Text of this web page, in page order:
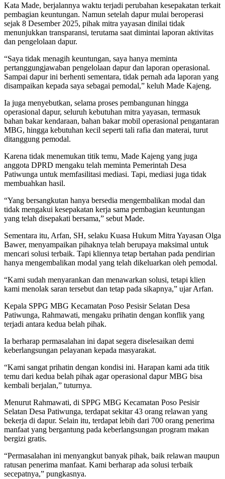
Kata Made, berjalannya waktu terjadi perubahan kesepakatan terkait
pembagian keuntungan. Namun setelah dapur mulai beroperasi
sejak 8 Desember 2025, pihak mitra yayasan dinilai tidak
menunjukkan transparansi, terutama saat dimintai laporan aktivitas
dan pengelolaan dapur.
“Saya tidak menagih keuntungan, saya hanya meminta
pertanggungjawaban pengelolaan dapur dan laporan operasional.
Sampai dapur ini berhenti sementara, tidak pernah ada laporan yang
disampaikan kepada saya sebagai pemodal,” keluh Made Kajeng.
Ia juga menyebutkan, selama proses pembangunan hingga
operasional dapur, seluruh kebutuhan mitra yayasan, termasuk
bahan bakar kendaraan, bahan bakar mobil operasional pengantaran
MBG, hingga kebutuhan kecil seperti tali rafia dan materai, turut
ditanggung pemodal.
Karena tidak menemukan titik temu, Made Kajeng yang juga
anggota DPRD mengaku telah meminta Pemerintah Desa
Patiwunga untuk memfasilitasi mediasi. Tapi, mediasi juga tidak
membuahkan hasil.
“Yang bersangkutan hanya bersedia mengembalikan modal dan
tidak mengakui kesepakatan kerja sama pembagian keuntungan
yang telah disepakati bersama,” sebut Made.
Sementara itu, Arfan, SH, selaku Kuasa Hukum Mitra Yayasan Olga
Bawer, menyampaikan pihaknya telah berupaya maksimal untuk
mencari solusi terbaik. Tapi kliennya tetap bertahan pada pendirian
hanya mengembalikan modal yang telah dikeluarkan oleh pemodal.
“Kami sudah menyarankan dan menawarkan solusi, tetapi klien
kami menolak saran tersebut dan tetap pada sikapnya,” ujar Arfan.
Kepala SPPG MBG Kecamatan Poso Pesisir Selatan Desa
Patiwunga, Rahmawati, mengaku prihatin dengan konflik yang
terjadi antara kedua belah pihak.
Ia berharap permasalahan ini dapat segera diselesaikan demi
keberlangsungan pelayanan kepada masyarakat.
“Kami sangat prihatin dengan kondisi ini. Harapan kami ada titik
temu dari kedua belah pihak agar operasional dapur MBG bisa
kembali berjalan,” tuturnya.
Menurut Rahmawati, di SPPG MBG Kecamatan Poso Pesisir
Selatan Desa Patiwunga, terdapat sekitar 43 orang relawan yang
bekerja di dapur. Selain itu, terdapat lebih dari 700 orang penerima
manfaat yang bergantung pada keberlangsungan program makan
bergizi gratis.
“Permasalahan ini menyangkut banyak pihak, baik relawan maupun
ratusan penerima manfaat. Kami berharap ada solusi terbaik
secepatnya,” pungkasnya.